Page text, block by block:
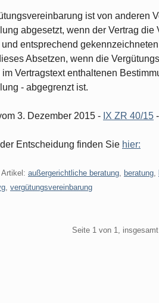
ist von anderen
abgesetzt, wenn der Vertrag
entsprechend
Absetzen, wenn die
Vertragstext enthaltenen
- abgegrenzt ist.
3. Dezember 2015 - IX ZR 40/15
Entscheidung finden Sie hier:
außergerichtliche beratung beratung
vergütungsvereinbarung
Seite 1 von 1,